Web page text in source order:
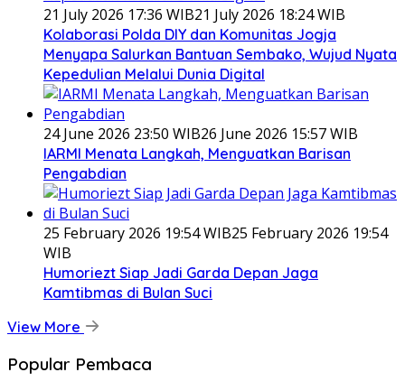
21 July 2026 17:36 WIB21 July 2026 18:24 WIB
Kolaborasi Polda DIY dan Komunitas Jogja
Menyapa Salurkan Bantuan Sembako, Wujud Nyata
Kepedulian Melalui Dunia Digital
24 June 2026 23:50 WIB26 June 2026 15:57 WIB
IARMI Menata Langkah, Menguatkan Barisan
Pengabdian
25 February 2026 19:54 WIB25 February 2026 19:54
WIB
Humoriezt Siap Jadi Garda Depan Jaga
Kamtibmas di Bulan Suci
View More
Popular Pembaca